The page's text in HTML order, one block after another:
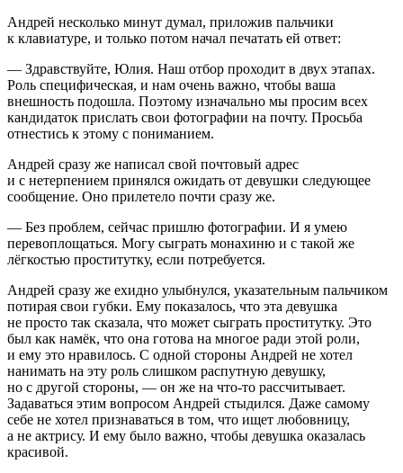
Андрей несколько минут думал, приложив пальчики
к клавиатуре, и только потом начал печатать ей ответ:
— Здравствуйте, Юлия. Наш отбор проходит в двух этапах.
Роль специфическая, и нам очень важно, чтобы ваша
внешность подошла. Поэтому изначально мы просим всех
кандидаток прислать свои фотографии на почту. Просьба
отнестись к этому с пониманием.
Андрей сразу же написал свой почтовый адрес
и с нетерпением принялся ожидать от девушки следующее
сообщение. Оно прилетело почти сразу же.
— Без проблем, сейчас пришлю фотографии. И я умею
перевоплощаться. Могу сыграть монахиню и с такой же
лёгкостью проститутку, если потребуется.
Андрей сразу же ехидно улыбнулся, указательным пальчиком
потирая свои губки. Ему показалось, что эта девушка
не просто так сказала, что может сыграть проститутку. Это
был как намёк, что она готова на многое ради этой роли,
и ему это нравилось. С одной стороны Андрей не хотел
нанимать на эту роль слишком распутную девушку,
но с другой стороны, — он же на что-то рассчитывает.
Задаваться этим вопросом Андрей стыдился. Даже самому
себе не хотел признаваться в том, что ищет любовницу,
а не актрису. И ему было важно, чтобы девушка оказалась
красивой.